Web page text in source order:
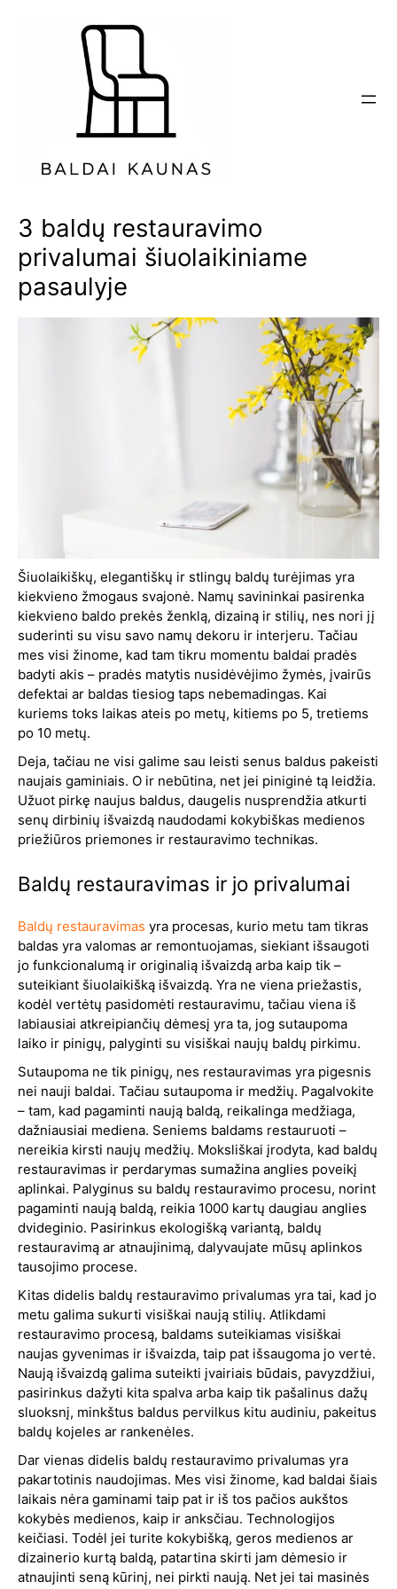
3 baldų restauravimo
privalumai šiuolaikiniame
pasaulyje
Šiuolaikiškų, elegantiškų ir stlingų baldų turėjimas yra
kiekvieno žmogaus svajonė. Namų savininkai pasirenka
kiekvieno baldo prekės ženklą, dizainą ir stilių, nes nori jį
suderinti su visu savo namų dekoru ir interjeru. Tačiau
mes visi žinome, kad tam tikru momentu baldai pradės
badyti akis – pradės matytis nusidėvėjimo žymės, įvairūs
defektai ar baldas tiesiog taps nebemadingas. Kai
kuriems toks laikas ateis po metų, kitiems po 5, tretiems
po 10 metų.
Deja, tačiau ne visi galime sau leisti senus baldus pakeisti
naujais gaminiais. O ir nebūtina, net jei piniginė tą leidžia.
Užuot pirkę naujus baldus, daugelis nusprendžia atkurti
senų dirbinių išvaizdą naudodami kokybiškas medienos
priežiūros priemones ir restauravimo technikas.
Baldų restauravimas ir jo privalumai
Baldų restauravimas yra procesas, kurio metu tam tikras
baldas yra valomas ar remontuojamas, siekiant išsaugoti
jo funkcionalumą ir originalią išvaizdą arba kaip tik –
suteikiant šiuolaikišką išvaizdą. Yra ne viena priežastis,
kodėl vertėtų pasidomėti restauravimu, tačiau viena iš
labiausiai atkreipiančių dėmesį yra ta, jog sutaupoma
laiko ir pinigų, palyginti su visiškai naujų baldų pirkimu.
Sutaupoma ne tik pinigų, nes restauravimas yra pigesnis
nei nauji baldai. Tačiau sutaupoma ir medžių. Pagalvokite
– tam, kad pagaminti naują baldą, reikalinga medžiaga,
dažniausiai mediena. Seniems baldams restauruoti –
nereikia kirsti naujų medžių. Moksliškai įrodyta, kad baldų
restauravimas ir perdarymas sumažina anglies poveikį
aplinkai. Palyginus su baldų restauravimo procesu, norint
pagaminti naują baldą, reikia 1000 kartų daugiau anglies
dvideginio. Pasirinkus ekologišką variantą, baldų
restauravimą ar atnaujinimą, dalyvaujate mūsų aplinkos
tausojimo procese.
Kitas didelis baldų restauravimo privalumas yra tai, kad jo
metu galima sukurti visiškai naują stilių. Atlikdami
restauravimo procesą, baldams suteikiamas visiškai
naujas gyvenimas ir išvaizda, taip pat išsaugoma jo vertė.
Naują išvaizdą galima suteikti įvairiais būdais, pavyzdžiui,
pasirinkus dažyti kita spalva arba kaip tik pašalinus dažų
sluoksnį, minkštus baldus pervilkus kitu audiniu, pakeitus
baldų kojeles ar rankenėles.
Dar vienas didelis baldų restauravimo privalumas yra
pakartotinis naudojimas. Mes visi žinome, kad baldai šiais
laikais nėra gaminami taip pat ir iš tos pačios aukštos
kokybės medienos, kaip ir anksčiau. Technologijos
keičiasi. Todėl jei turite kokybišką, geros medienos ar
dizainerio kurtą baldą, patartina skirti jam dėmesio ir
atnaujinti seną kūrinį, nei pirkti naują. Net jei tai masinės